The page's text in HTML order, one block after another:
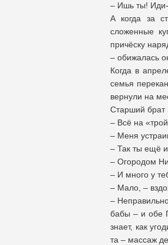
– Ишь ты! Иди-
А когда за
сложенные
причёску
– обижалась
Когда в
семья
вернули на
Старший брат
– Всё на
– Меня
– Так ты ещё
– Огородом
– И много у
– Мало, –
–
бабы – и обе
знает, как
та – массаж